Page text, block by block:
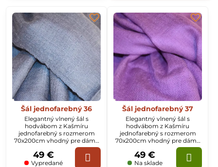
vzorom. Špecialitou sú ručne maľované vlnené šály priamo z
Kašmíru. Každý kus je jedinečný a maľovaný motív môže
mať mierne nedokonalosti práve vďaka 100% ručnej výrobe.
Šál jednofarebný 36
Elegantný vlnený šál s
hodvábom z Kašmíru
jednofarebný s rozmerom
70x200cm vhodný pre dámy
Vypredané
49 €
Šál jednofarebný 37
Elegantný vlnený šál s
hodvábom z Kašmíru
jednofarebný s rozmerom
70x200cm vhodný pre dámy
Na sklade
49 €